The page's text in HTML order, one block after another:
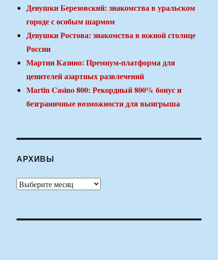
Девушки Березовский: знакомства в уральском
городе с особым шармом
Девушки Ростова: знакомства в южной столице
России
Мартин Казино: Премиум-платформа для
ценителей азартных развлечений
Martin Casino 800: Рекордный 800% бонус и
безграничные возможности для выигрыша
АРХИВЫ
Архивы